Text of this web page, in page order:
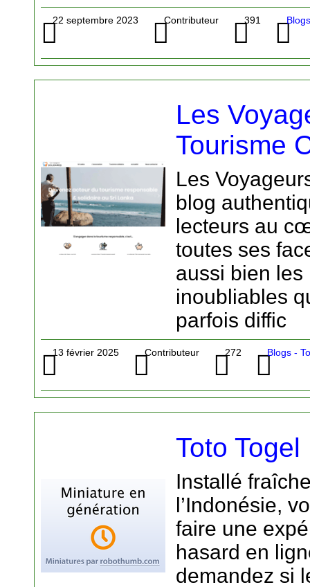
22 septembre 2023 Contributeur 391
Les
Tourisme
Les
blog
lecteurs au
toutes ses
aussi bien les
inoubliables
parfois diffic
13 février 2025 Contributeur 272 Blogs -
Toto Togel
Installé
l’Indonésie,
faire une
hasard en
demandez si